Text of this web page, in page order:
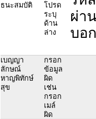
ธนะสมบัติ
โปรด
ระบุ
ด้าน
ล่าง
ผ่า
บอ
เบญญา
ลักษณ์
หาญพิทักษ์
สุข
กรอก
ข้อมูล
ผิด
เช่น
กรอก
เมล์
ผิด